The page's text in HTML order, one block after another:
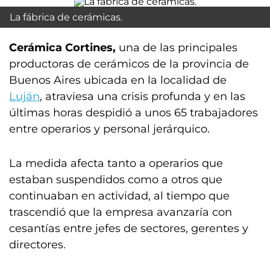
La fábrica de cerámicas.
Cerámica Cortines, una de las principales
productoras de cerámicos de la provincia de
Buenos Aires ubicada en la localidad de
Luján, atraviesa una crisis profunda y en las
últimas horas despidió a unos 65 trabajadores
entre operarios y personal jerárquico.
La medida afecta tanto a operarios que
estaban suspendidos como a otros que
continuaban en actividad, al tiempo que
trascendió que la empresa avanzaría con
cesantías entre jefes de sectores, gerentes y
directores.